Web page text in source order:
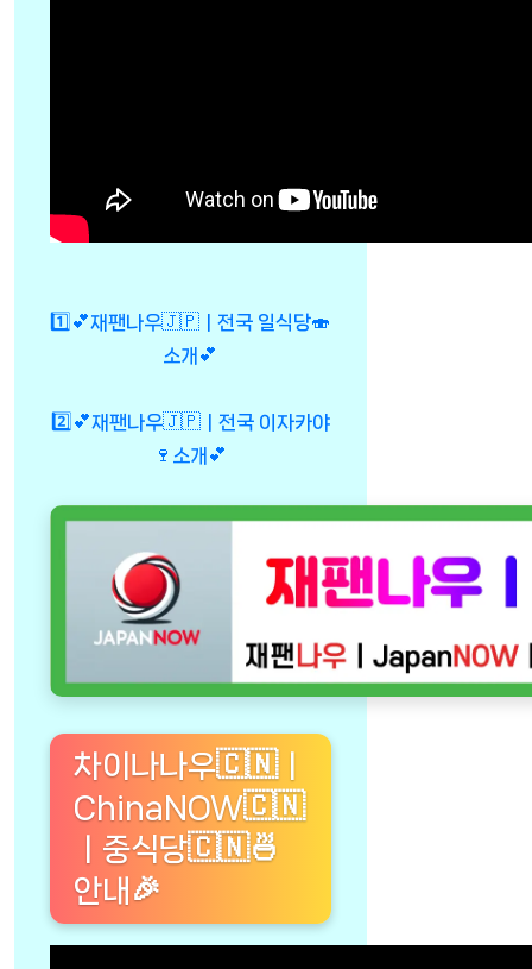
1️⃣💕재팬나우🇯🇵ㅣ전국 일식당🍣
소개💕
2️⃣💕재팬나우🇯🇵ㅣ전국 이자카야
🍷소개💕
차이나나우🇨🇳ㅣ
ChinaNOW🇨🇳
ㅣ중식당🇨🇳🍜
안내🎉